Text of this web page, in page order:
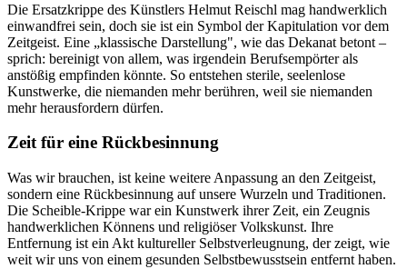
Die Ersatzkrippe des Künstlers Helmut Reischl mag handwerklich
einwandfrei sein, doch sie ist ein Symbol der Kapitulation vor dem
Zeitgeist. Eine „klassische Darstellung", wie das Dekanat betont –
sprich: bereinigt von allem, was irgendein Berufsempörter als
anstößig empfinden könnte. So entstehen sterile, seelenlose
Kunstwerke, die niemanden mehr berühren, weil sie niemanden
mehr herausfordern dürfen.
Zeit für eine Rückbesinnung
Was wir brauchen, ist keine weitere Anpassung an den Zeitgeist,
sondern eine Rückbesinnung auf unsere Wurzeln und Traditionen.
Die Scheible-Krippe war ein Kunstwerk ihrer Zeit, ein Zeugnis
handwerklichen Könnens und religiöser Volkskunst. Ihre
Entfernung ist ein Akt kultureller Selbstverleugnung, der zeigt, wie
weit wir uns von einem gesunden Selbstbewusstsein entfernt haben.